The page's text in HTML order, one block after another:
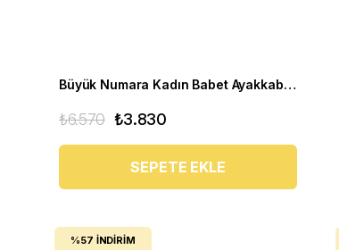
Büyük Numara Kadın Babet Ayakkabı N0609 Beyaz
₺3.830
₺6.570
SEPETE EKLE
%57 İNDIRIM